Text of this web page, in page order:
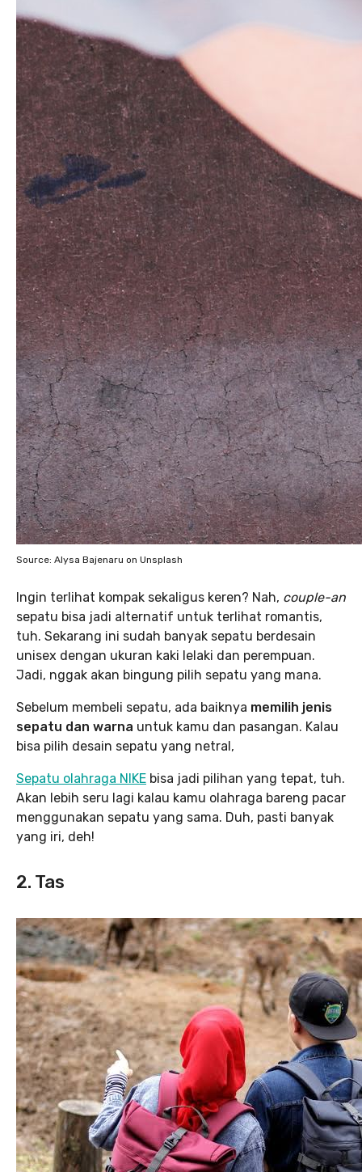
Source: Alysa Bajenaru on Unsplash
Ingin terlihat kompak sekaligus keren? Nah, couple-an
sepatu bisa jadi alternatif untuk terlihat romantis,
tuh. Sekarang ini sudah banyak sepatu berdesain
unisex dengan ukuran kaki lelaki dan perempuan.
Jadi, nggak akan bingung pilih sepatu yang mana.
Sebelum membeli sepatu, ada baiknya memilih jenis
sepatu dan warna untuk kamu dan pasangan. Kalau
bisa pilih desain sepatu yang netral,
Sepatu olahraga NIKE bisa jadi pilihan yang tepat, tuh.
Akan lebih seru lagi kalau kamu olahraga bareng pacar
menggunakan sepatu yang sama. Duh, pasti banyak
yang iri, deh!
2. Tas